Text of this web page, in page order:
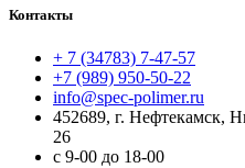
Контакты
+ 7 (34783) 7-47-57
+7 (989) 950-50-22
info@spec-polimer.ru
452689, г. Нефтекамск,
26
с 9-00 до 18-00